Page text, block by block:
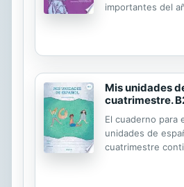
importantes del
Grancolombiano.
la justicia se
siendo los
trascendencia
el país, y de
realizando una
diferentes
con los
Mis unidades
cuatrimestre.
El cuaderno para
unidades de
cuatrimestre
a 5
del programa